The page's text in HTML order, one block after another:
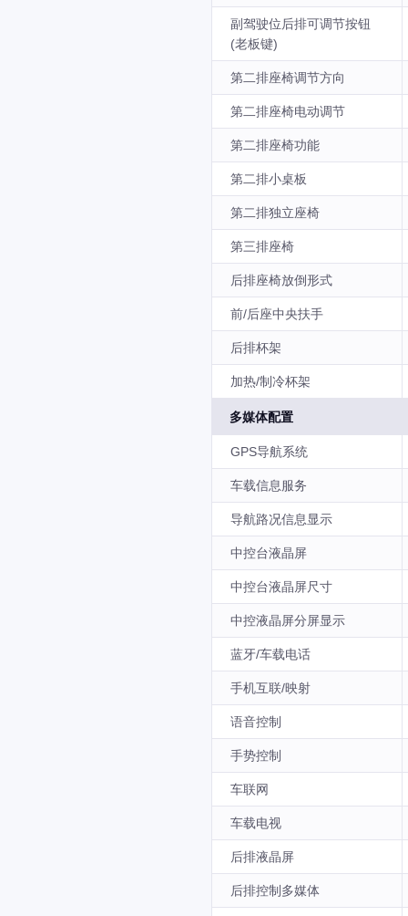
副驾驶位后排可调节按钮
(老板键)
第二排座椅调节方向
第二排座椅电动调节
第二排座椅功能
第二排小桌板
第二排独立座椅
第三排座椅
后排座椅放倒形式
前/后座中央扶手
后排杯架
加热/制冷杯架
多媒体配置
GPS导航系统
车载信息服务
导航路况信息显示
中控台液晶屏
中控台液晶屏尺寸
中控液晶屏分屏显示
蓝牙/车载电话
手机互联/映射
语音控制
手势控制
车联网
车载电视
后排液晶屏
后排控制多媒体